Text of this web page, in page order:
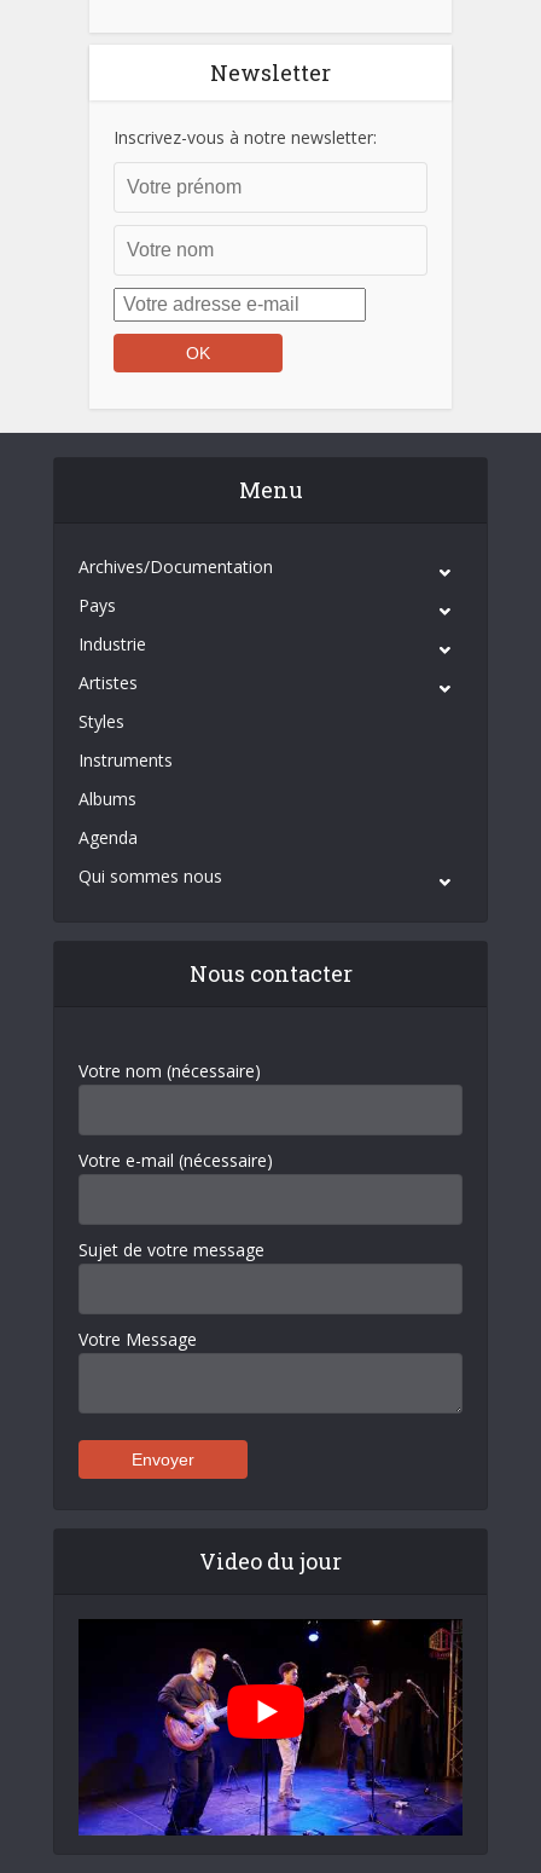
Newsletter
Inscrivez-vous à notre newsletter:
Menu
Archives/Documentation
Pays
Industrie
Artistes
Styles
Instruments
Albums
Agenda
Qui sommes nous
Nous contacter
Votre nom (nécessaire)
Votre e-mail (nécessaire)
Sujet de votre message
Votre Message
Video du jour